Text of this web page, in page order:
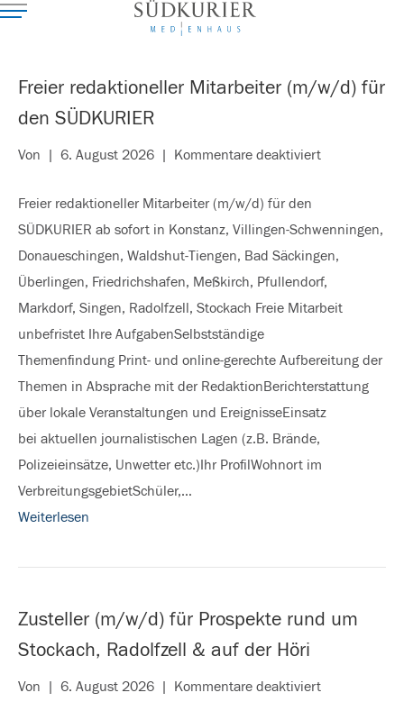
Freier redaktioneller Mitarbeiter (m/w/d) für
den SÜDKURIER
Von | 6. August 2026 | Kommentare deaktiviertfür
Mitarbeiter
(m/w/d)
für
den
Freier redaktioneller Mitarbeiter (m/w/d) für den
SÜDKURIER ab sofort in Konstanz, Villingen-Schwenningen,
Donaueschingen, Waldshut-Tiengen, Bad Säckingen,
Überlingen, Friedrichshafen, Meßkirch, Pfullendorf,
Markdorf, Singen, Radolfzell, Stockach Freie Mitarbeit
unbefristet Ihre AufgabenSelbstständige
Themenfindung Print- und online-gerechte Aufbereitung der
Themen in Absprache mit der RedaktionBerichterstattung
über lokale Veranstaltungen und EreignisseEinsatz
bei aktuellen journalistischen Lagen (z.B. Brände,
Polizeieinsätze, Unwetter etc.)Ihr ProfilWohnort im
VerbreitungsgebietSchüler,…
Weiterlesen
Zusteller (m/w/d) für Prospekte rund um
Stockach, Radolfzell & auf der Höri
Von | 6. August 2026 | Kommentare deaktiviertfür